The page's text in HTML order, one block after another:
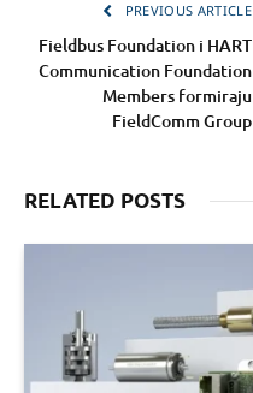
PREVIOUS ARTICLE
Fieldbus Foundation i HART
Communication Foundation
Members formiraju
FieldComm Group
RELATED POSTS